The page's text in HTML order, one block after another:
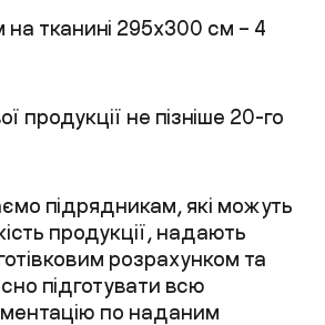
тканині 295х300 см – 4
продукції не пізніше 20-го
підрядникам, які можуть
продукції, надають
розрахунком та
підготувати всю
по наданим